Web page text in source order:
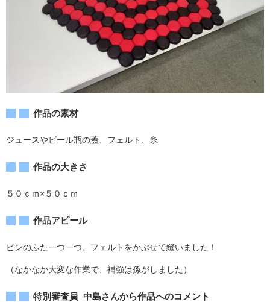
作品の素材
ジュースやビール瓶の蓋、フェルト、糸
作品の大きさ
５０ｃｍ×５０ｃｍ
作品アピール
ビンのふた一つ一つ、フェルトをかぶせて縫いました！
（なかなか大変な作業で、補強は孫がしました）
特別審査員 中島さんから作品へのコメント